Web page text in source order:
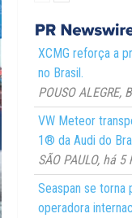
XCMG reforça a
no Brasil.
POUSO
VW Meteor
1® da Audi do
SÃO PAULO, há 5
Seaspan se torna
operadora